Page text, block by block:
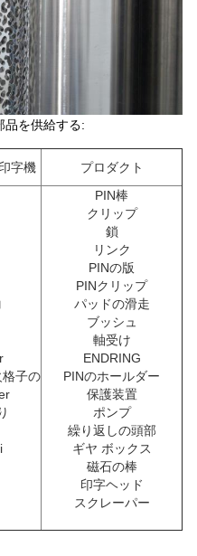
品を供給する:
字機 プロダクト
格子の
PIN棒
クリップ
鎖
リンク
PINの版
PINクリップ
パッドの滑走
ブッシュ
軸受け
ENDRING
PINのホールダー
保護装置
ポンプ
繰り返しの頭部
ギヤ ボックス
磁石の棒
印字ヘッド
スクレーパー